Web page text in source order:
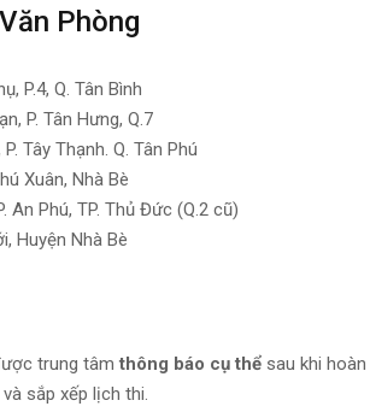
Phòng
P.4, Q. Tân Bình
P. Tân Hưng, Q.7
Tây Thạnh. Q. Tân Phú
Xuân, Nhà Bè
An Phú, TP. Thủ Đức (Q.2 cũ)
Huyện Nhà Bè
trung tâm thông báo cụ thể sau khi hoàn
sắp xếp lịch thi.